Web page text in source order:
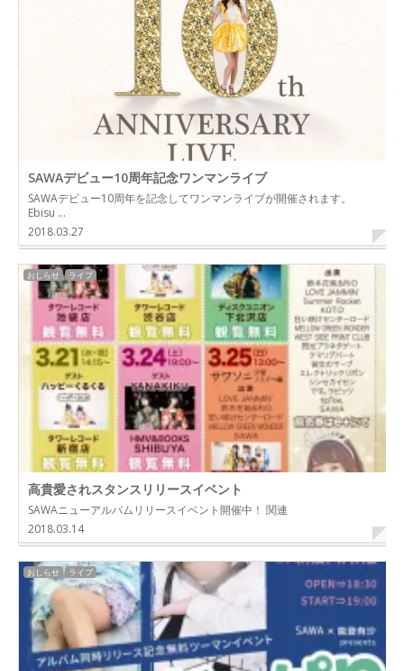
SAWAデビュー10周年記念ワンマンライブ
SAWAデビュー10周年を記念してワンマンライブが開催されます。
Ebisu …
2018.03.27
おしらせ ライブ
高貴愛されスタンスリリースイベント
SAWAニューアルバムリリースイベント開催中！ 関連
2018.03.14
おしらせ ライブ